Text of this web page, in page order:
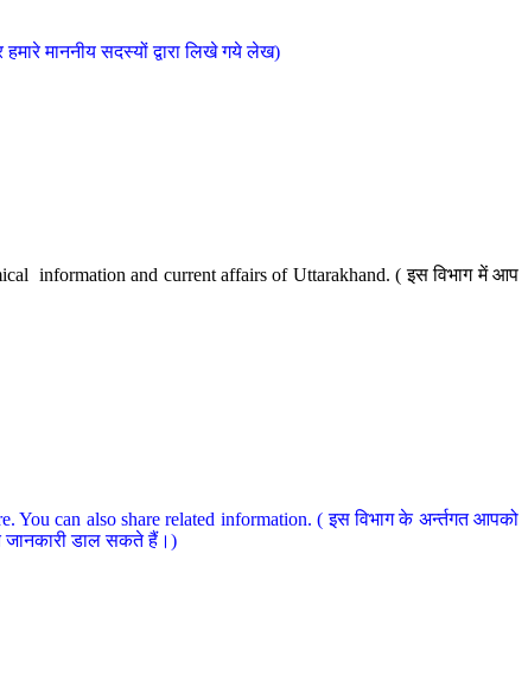
माननीय सदस्यों द्वारा लिखे गये लेख)
information and current affairs of Uttarakhand. ( इस विभाग में आप
can also share related information. ( इस विभाग के अर्न्तगत आपको
जानकारी डाल सकते हैं।)